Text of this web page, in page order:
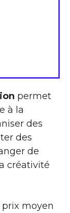
permet
à la
des
des
de
créativité
prix moyen